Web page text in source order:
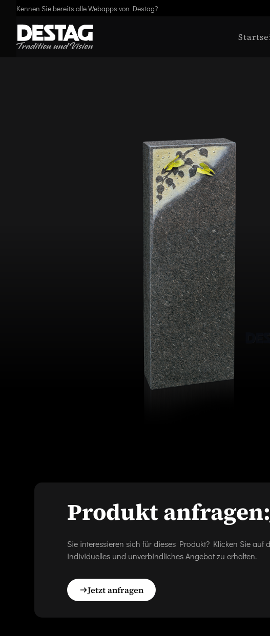
Kennen Sie bereits alle Webapps von Destag?
Produkt
Sie interessieren sich für dieses Produkt? Klicken Sie
individuelles und unverbindliches Angebot zu erhalten.
Jetzt anfragen